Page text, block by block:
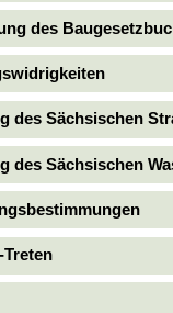
des
des Sächsischen
des Sächsischen